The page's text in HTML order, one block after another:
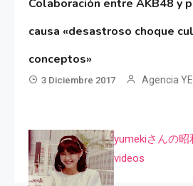
Colaboración entre AKB48 y
causa «desastroso choque
conceptos»
3 Diciembre 2017 Agencia
yumekiさんの
videos